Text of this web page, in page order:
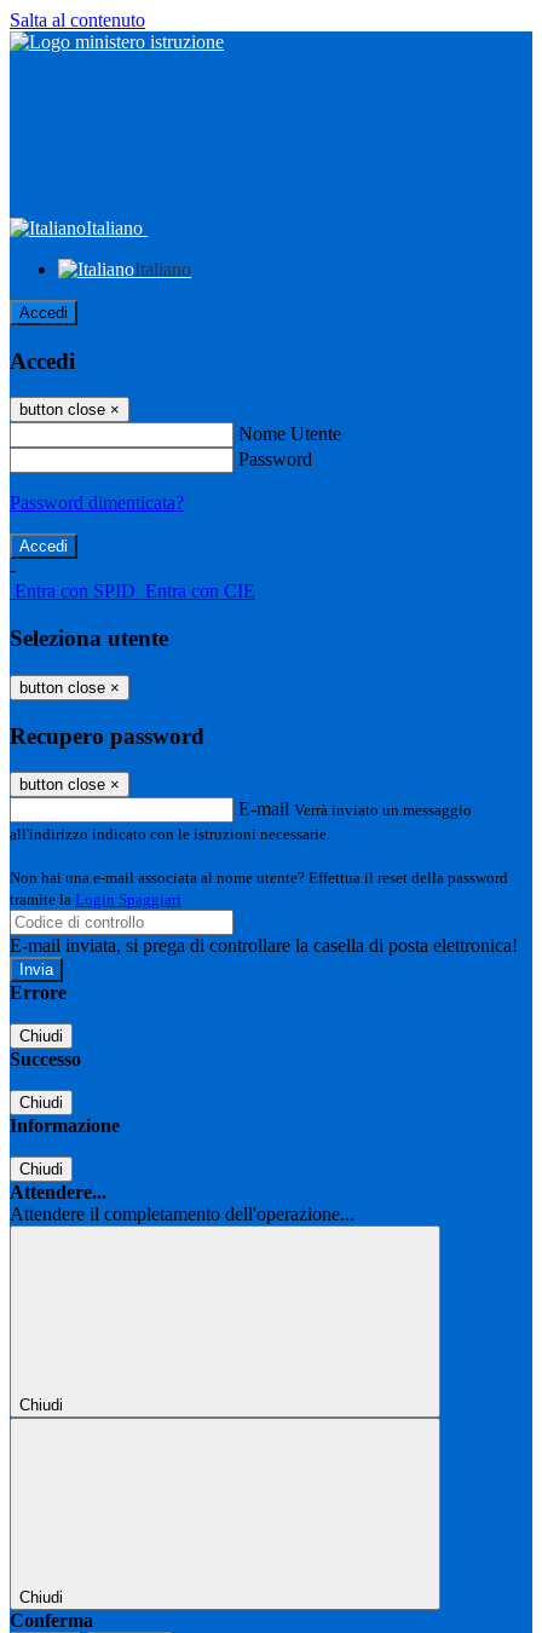
Salta al contenuto
Italiano
Italiano
Accedi
Accedi
button close ×
Nome Utente
Password
Password dimenticata?
-
Entra con SPID Entra con CIE
Seleziona utente
button close ×
Recupero password
button close ×
E-mail Verrà inviato un messaggio
all'indirizzo indicato con le istruzioni necessarie.
Non hai una e-mail associata al nome utente? Effettua il reset della password
tramite la Login Spaggiari
E-mail inviata, si prega di controllare la casella di posta elettronica!
Errore
Chiudi
Successo
Chiudi
Informazione
Chiudi
Attendere...
Attendere il completamento dell'operazione...
Chiudi
Chiudi
Conferma